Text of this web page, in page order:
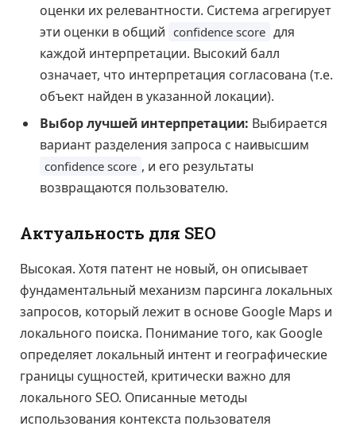
оценки их релевантности. Система агрегирует
эти оценки в общий confidence score для
каждой интерпретации. Высокий балл
означает, что интерпретация согласована (т.е.
объект найден в указанной локации).
Выбор лучшей интерпретации: Выбирается
вариант разделения запроса с наивысшим
confidence score , и его результаты
возвращаются пользователю.
Актуальность для SEO
Высокая. Хотя патент не новый, он описывает
фундаментальный механизм парсинга локальных
запросов, который лежит в основе Google Maps и
локального поиска. Понимание того, как Google
определяет локальный интент и географические
границы сущностей, критически важно для
локального SEO. Описанные методы
использования контекста пользователя